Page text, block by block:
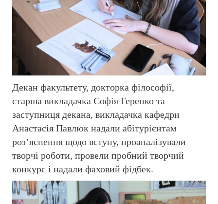
Декан факультету, докторка філософії,
старша викладачка Софія Геренко та
заступниця декана, викладачка кафедри
Анастасія Павлюк надали абітурієнтам
роз’яснення щодо вступу, проаналізували
творчі роботи, провели пробний творчий
конкурс і надали фаховий фідбек.